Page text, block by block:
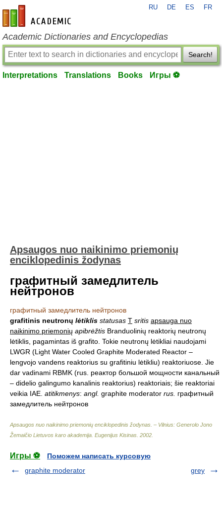
en-academic.com
RU DE ES FR
Academic Dictionaries and Encyclopedias
Search!
Interpretations Translations Books Игры ⚽
Apsaugos nuo naikinimo priemonių
enciklopedinis žodynas
графитный замедлитель
нейтронов
графитный замедлитель нейтронов
grafitinis neutronų lėtiklis statusas T sritis apsauga nuo
naikinimo priemonių apibrėžtis Branduolinių reaktorių neutronų
lėtiklis, pagamintas iš grafito. Tokie neutronų lėtikliai naudojami
LWGR (Light Water Cooled Graphite Moderated Reactor –
lengvojo vandens reaktorius su grafitiniu lėtikliu) reaktoriuose. Jie
dar vadinami RBMK (rus. реактор большой мощности канальный
– didelio galingumo kanalinis reaktorius) reaktoriais; šie reaktoriai
veikia IAE. atitikmenys: angl. graphite moderator rus. графитный
замедлитель нейтронов
Apsaugos nuo naikinimo priemonių enciklopedinis žodynas. – Vilnius: Generolo Jono
Žemaičio Lietuvos karo akademija Eugenijus Kisinas 2002
Игры ⚽
Поможем написать курсовую
graphite moderator
grey